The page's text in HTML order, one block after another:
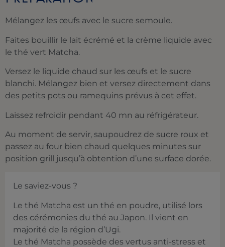
Mélangez les œufs avec le sucre semoule.
Faites bouillir le lait écrémé et la crème liquide avec
le thé vert Matcha.
Versez le liquide chaud sur les œufs et le sucre
blanchi. Mélangez bien et versez directement dans
des petits pots ou ramequins prévus à cet effet.
Laissez refroidir pendant 40 mn au réfrigérateur.
Au moment de servir, saupoudrez de sucre roux et
passez au four bien chaud quelques minutes sur
position grill jusqu’à obtention d’une surface dorée.
Le saviez-vous ?
Le thé Matcha est un thé en poudre, utilisé lors
des cérémonies du thé au Japon. Il vient en
majorité de la région d’Ugi.
Le thé Matcha possède des vertus anti-stress et